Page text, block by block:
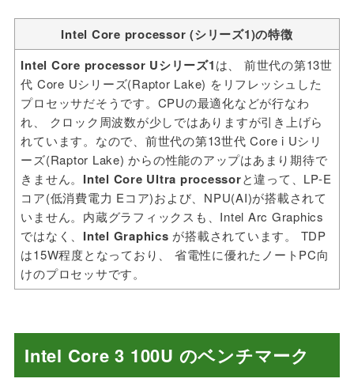
Intel Core processor (シリーズ1)の特徴
Intel Core processor Uシリーズ1は、 前世代の第13世
代 Core Uシリーズ(Raptor Lake) をリフレッシュした
プロセッサだそうです。CPUの最適化などが行なわ
れ、 クロック周波数が少しではありますが引き上げら
れています。なので、前世代の第13世代 Core i Uシリ
ーズ(Raptor Lake) からの性能のアップはあまり期待で
きません。 Intel Core Ultra processorと違って、LP-E
コア(低消費電力 Eコア)および、NPU(AI)が搭載されて
いません。内蔵グラフィックスも、Intel Arc Graphics
ではなく、 Intel Graphics が搭載されています。 TDP
は15W程度となっており、 省電性に優れたノートPC向
けのプロセッサです。
Intel Core 3 100U のベンチマーク